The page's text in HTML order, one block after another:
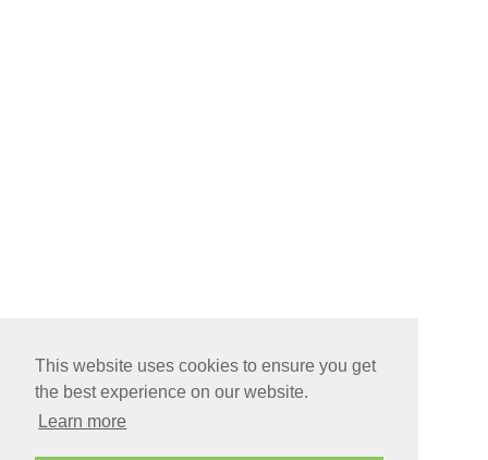
This website uses cookies to ensure you get
the best experience on our website.
Learn more